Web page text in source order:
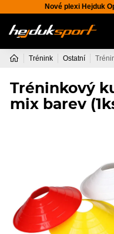
Nové plexi Hejduk
Trénink Ostatní
Tréninkový
mix barev